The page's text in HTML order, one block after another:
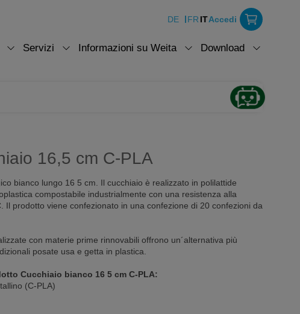
DE FR ITAccedi
Servizi Informazioni su Weita Download
16,5 cm C-PLA
bianco lungo 16 5 cm. Il cucchiaio è realizzato in polilattide
compostabile industrialmente con una resistenza alla
Il prodotto viene confezionato in una confezione di 20 confezioni da
con materie prime rinnovabili offrono un´alternativa più
posate usa e getta in plastica.
Cucchiaio bianco 16 5 cm C-PLA:
(C-PLA)